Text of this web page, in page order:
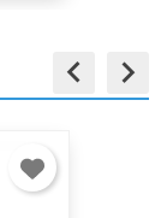
keyboard_arrow_left keyboard_arrow_right